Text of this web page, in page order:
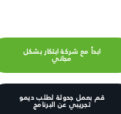
ابدأ مع شركة ابتكار بشكل
مجاني
قم بعمل جدولة لطلب ديمو
تجريبي عن البرنامج